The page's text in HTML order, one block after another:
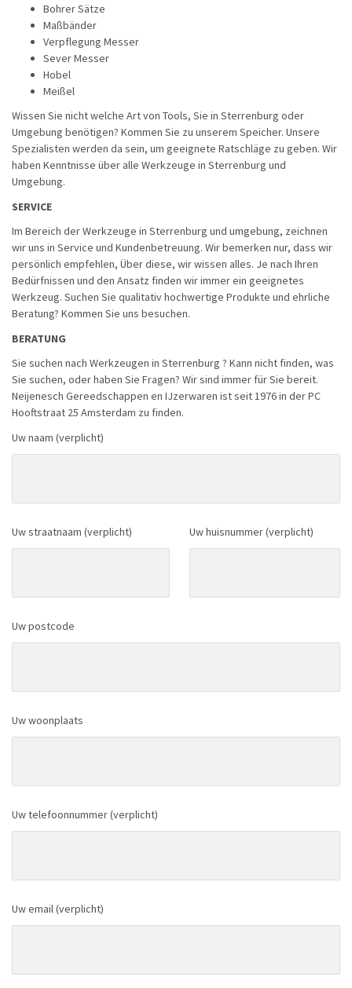
Bohrer Sätze
Maßbänder
Verpflegung Messer
Sever Messer
Hobel
Meißel
Wissen Sie nicht welche Art von Tools, Sie in Sterrenburg oder
Umgebung benötigen? Kommen Sie zu unserem Speicher. Unsere
Spezialisten werden da sein, um geeignete Ratschläge zu geben. Wir
haben Kenntnisse über alle Werkzeuge in Sterrenburg und
Umgebung.
SERVICE
Im Bereich der Werkzeuge in Sterrenburg und umgebung, zeichnen
wir uns in Service und Kundenbetreuung. Wir bemerken nur, dass wir
persönlich empfehlen, Über diese, wir wissen alles. Je nach Ihren
Bedürfnissen und den Ansatz finden wir immer ein geeignetes
Werkzeug. Suchen Sie qualitativ hochwertige Produkte und ehrliche
Beratung? Kommen Sie uns besuchen.
BERATUNG
Sie suchen nach Werkzeugen in Sterrenburg ? Kann nicht finden, was
Sie suchen, oder haben Sie Fragen? Wir sind immer für Sie bereit.
Neijenesch Gereedschappen en IJzerwaren ist seit 1976 in der PC
Hooftstraat 25 Amsterdam zu finden.
Uw naam (verplicht)
Uw straatnaam (verplicht) Uw huisnummer (verplicht)
Uw postcode
Uw woonplaats
Uw telefoonnummer (verplicht)
Uw email (verplicht)